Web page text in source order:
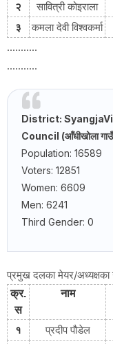
२
सावित्री कोइराला
३
कमला देवी विश्वकर्मा
...........
...........
District: Syangja
Council (आँधीखोला
Population: 16589
Voters: 12851
Women: 6609
Men: 6241
Third Gender: 0
प्रमुख दलका मेयर/अध्यक्षका
क्र.
स
नाम
१ प्रदीप पौडेल